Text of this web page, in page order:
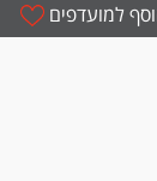
למועדפים